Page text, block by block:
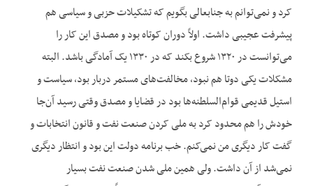
کرد و نمی‌توانم به جنابعالی بگویم که تشکیلات حزبی و سیاسی هم
پیشرفت عجیبی داشت. اولاً دوران کوتاه بود و مصدق این کار را
می‌توانست در ۱۳۲۰ شروع بکند که در ۱۳۳۰ یک آمادگی باشد. البته
مشکلات یکی دوتا هم نبود، مخالفت‌های مستمر دربار بود، سیاست و
استیل قدیمی قوام‌السلطنه‌ها بود در قضایا و مصدق وقتی رسید آن‌جا
خودش را هم محدود کرد به ملی کردن صنعت نفت و قانون انتخابات و
گفت کار دیگری من نمی‌کنم. خب برنامه دولت این بود و انتظار دیگری
نمی‌شد از آن داشت. ولی همین ملی شدن صنعت نفت بسیار